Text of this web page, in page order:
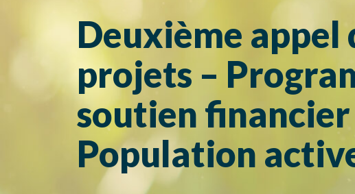
Deuxième appel
projets –
soutien financier
Population